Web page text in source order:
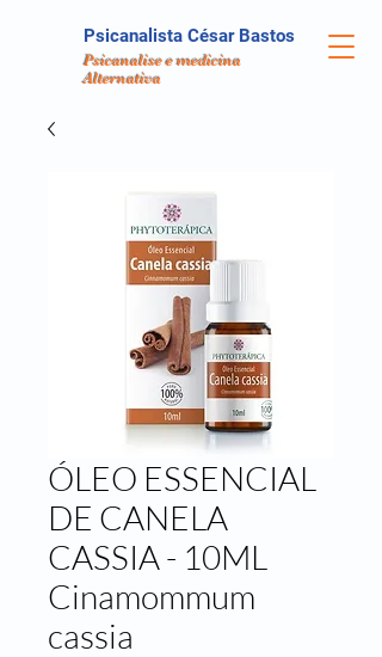
Psicanalista César Bastos
Psicanalise e medicina
Alternativa
ÓLEO ESSENCIAL
DE CANELA
CASSIA - 10ML
Cinamommum
cassia